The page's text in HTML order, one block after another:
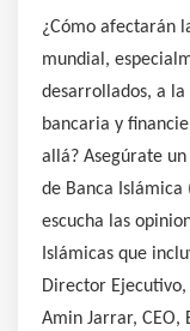
¿Cómo afectarán
mundial,
desarrollados, a
bancaria y
allá? Asegúrate
de Banca
escucha las
Islámicas que
Director Ejecutivo,
Amin Jarrar, CEO,